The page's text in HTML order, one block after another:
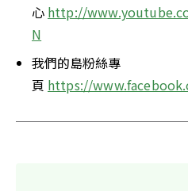
心 http://
N
我們的島粉絲專
頁 https://